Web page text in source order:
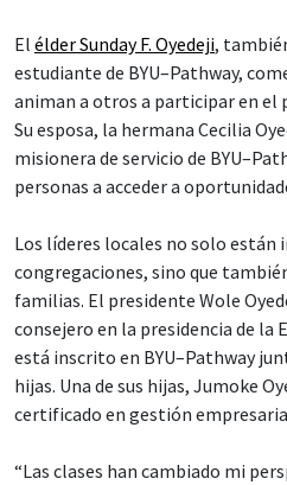
El élder Sunday F. Oyedeji,
estudiante de BYU–Pathway,
animan a otros a participar en el
Su esposa, la hermana Cecilia
misionera de servicio de
personas a acceder a
Los líderes locales no solo están
congregaciones, sino que
familias. El presidente Wole
consejero en la presidencia de la
está inscrito en BYU–Pathway
hijas. Una de sus hijas, Jumoke
certificado en gestión
“Las clases han cambiado mi